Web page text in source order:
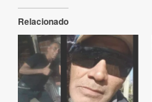
Relacionado